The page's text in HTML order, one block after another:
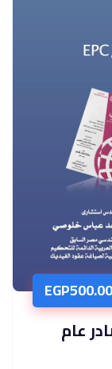
EGP500.00
ﻋﺎم